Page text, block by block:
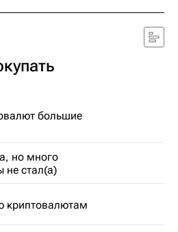
большие
но много
не стал(а)
криптовалютам